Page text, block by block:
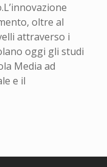
oltre al
attraverso i
oggi gli studi
Media ad
e il